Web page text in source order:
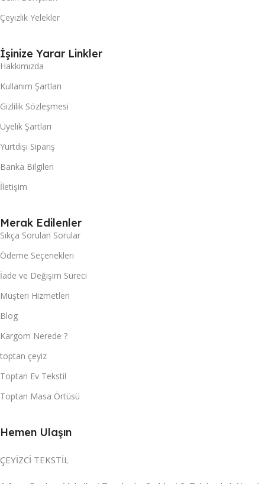
Çeyizlik Yelekler
İşinize Yarar Linkler
Hakkımızda
Kullanım Şartları
Gizlilik Sözleşmesi
Üyelik Şartları
Yurtdışı Sipariş
Banka Bilgileri
İletişim
Merak Edilenler
Sıkça Sorulan Sorular
Ödeme Seçenekleri
İade ve Değişim Süreci
Müşteri Hizmetleri
Blog
Kargom Nerede ?
toptan çeyiz
Toptan Ev Tekstil
Toptan Masa Örtüsü
Hemen Ulaşın
ÇEYİZCİ TEKSTİL